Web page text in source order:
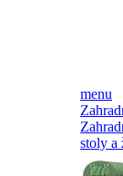
menu
stoly a